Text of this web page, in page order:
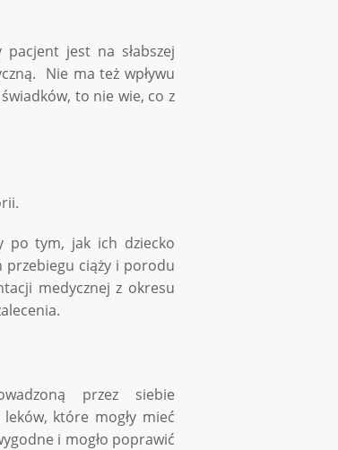
jest na słabszej
Nie ma też wpływu
to nie wie, co z
po tym, jak ich dziecko
przebiegu ciąży i porodu
medycznej z okresu
przez siebie
które mogły mieć
i mogło poprawić